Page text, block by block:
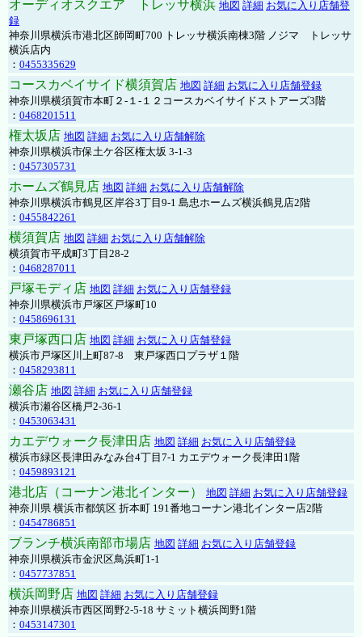
オーディオスクエア トレッサ横浜 地図 詳細 お気に入り店舗登
録
神奈川県横浜市港北区師岡町700 トレッサ横浜南棟3階 ノジマ トレッサ
横浜店内
： 0455335629
コースカベイサイド横須賀店 地図 詳細 お気に入り店舗登録
神奈川県横須賀市本町２-１-１２コースカベイサイドストアーズ3階
： 0468201511
権太坂店 地図 詳細 お気に入り店舗解除
神奈川県横浜市保土ケ谷区権太坂 3-1-3
： 0457305731
ホームズ鶴見店 地図 詳細 お気に入り店舗解除
神奈川県横浜市鶴見区岸谷3丁目9-1 島忠ホームズ横浜鶴見店2階
： 0455842261
横須賀店 地図 詳細 お気に入り店舗解除
横須賀市平成町3丁目28-2
： 0468287011
戸塚モディ店 地図 詳細 お気に入り店舗登録
神奈川県横浜市戸塚区戸塚町10
： 0458696131
東戸塚西口店 地図 詳細 お気に入り店舗登録
横浜市戸塚区川上町87-8 東戸塚西口プラザ１階
： 0458293811
瀬谷店 地図 詳細 お気に入り店舗登録
横浜市瀬谷区橋戸2-36-1
： 0453063431
カエデウォーク長津田店 地図 詳細 お気に入り店舗登録
横浜市緑区長津田みなみ台4丁目7-1 カエデウォーク長津田1階
： 0459893121
港北店（コーナン港北インター） 地図 詳細 お気に入り店舗登録
神奈川県 横浜市都筑区 折本町 191番地コーナン港北インター店2階
： 0454786851
ブランチ横浜南部市場店 地図 詳細 お気に入り店舗登録
神奈川県横浜市金沢区鳥浜町1-1
： 0457737851
横浜岡野店 地図 詳細 お気に入り店舗登録
神奈川県横浜市西区岡野2-5-18 サミット横浜岡野1階
： 0453147301